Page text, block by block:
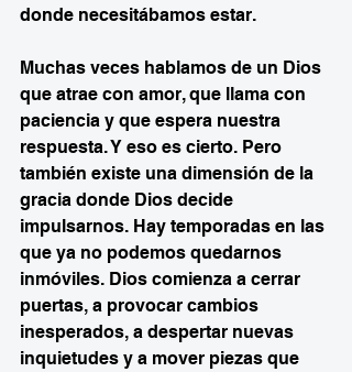
donde necesitábamos estar.
Muchas veces hablamos de un Dios
que atrae con amor, que llama con
paciencia y que espera nuestra
respuesta. Y eso es cierto. Pero
también existe una dimensión de la
gracia donde Dios decide
impulsarnos. Hay temporadas en las
que ya no podemos quedarnos
inmóviles. Dios comienza a cerrar
puertas, a provocar cambios
inesperados, a despertar nuevas
inquietudes y a mover piezas que